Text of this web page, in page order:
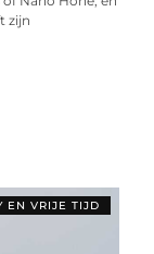
zijn
EN VRIJE TIJD